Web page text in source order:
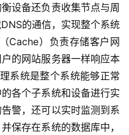
设备还负责收集节点与周
的通信，实现整个系统
Cache）负责存储客户网
的网站服务器一样响应本
系统是整个系统能够正常
各个子系统和设备进行实
警，还可以实时监测到系
保存在系统的数据库中，